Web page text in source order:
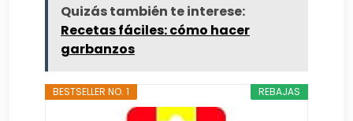
Quizás también te interese:
Recetas fáciles: cómo hacer
garbanzos
REBAJAS
BESTSELLER NO. 1